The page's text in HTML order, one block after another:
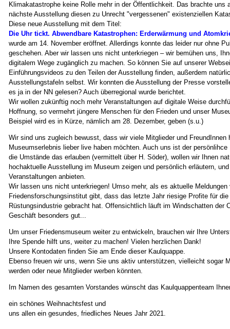
Klimakatastrophe keine Rolle mehr in der Öffentlichkeit. Das brachte uns
nächste Ausstellung diesen zu Unrecht "vergessenen" existenziellen
Diese neue Ausstellung mit dem Titel:
Die Uhr tickt. Abwendbare Katastrophen: Erderwärmung und
wurde am 14. November eröffnet. Allerdings konnte das leider nur ohne
geschehen. Aber wir lassen uns nicht unterkriegen – wir bemühen uns,
digitalem Wege zugänglich zu machen. So können Sie auf unserer
Einführungsvideos zu den Teilen der Ausstellung finden, außerdem
Ausstellungstafeln selbst. Wir konnten die Ausstellung der Presse
es ja in der NN gelesen? Auch überregional wurde berichtet.
Wir wollen zukünftig noch mehr Veranstaltungen auf digitale Weise
Hoffnung, so vermehrt jüngere Menschen für den Frieden und unser
Beispiel wird es in Kürze, nämlich am 28. Dezember, geben (s.u.)
Wir sind uns zugleich bewusst, dass wir viele Mitglieder und FreundInnen
Museumserlebnis lieber live haben möchten. Auch uns ist der
die Umstände das erlauben (vermittelt über H. Söder), wollen wir Ihnen
hochaktuelle Ausstellung im Museum zeigen und persönlich erläutern,
Veranstaltungen anbieten.
Wir lassen uns nicht unterkriegen! Umso mehr, als es aktuelle
Friedensforschungsinstitut gibt, dass das letzte Jahr riesige Profite für die
Rüstungsindustrie gebracht hat. Offensichtlich läuft im Windschatten der
Geschäft besonders gut...
Um unser Friedensmuseum weiter zu entwickeln, brauchen wir Ihre
Ihre Spende hilft uns, weiter zu machen! Vielen herzlichen Dank!
Unsere Kontodaten finden Sie am Ende dieser Kaulquappe.
Ebenso freuen wir uns, wenn Sie uns aktiv unterstützen, vielleicht sogar
werden oder neue Mitglieder werben könnten.
Im Namen des gesamten Vorstandes wünscht das Kaulquappenteam
ein schönes Weihnachtsfest und
uns allen ein gesundes, friedliches Neues Jahr 2021.